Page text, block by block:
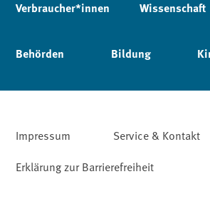
Verbraucher*innen Wissenschaft
Behörden Bildung
Impressum Service & Kontakt
Erklärung zur Barrierefreiheit